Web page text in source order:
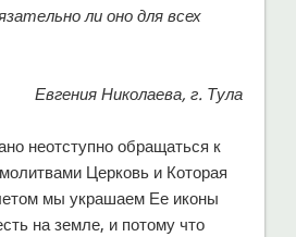
ли оно для всех
Евгения Николаева, г. Тула
неотступно обращаться к
Церковь и Которая
мы украшаем Ее иконы
на земле, и потому что